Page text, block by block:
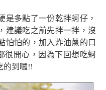
是多點了一份乾拌蚵仔，
建議吃之前先拌一拌，沒
怕怕的，加入炸油蔥的口
很開心，因為下回想吃蚵
的到囉!!